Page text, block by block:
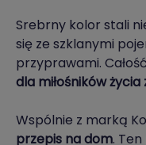
Srebrny kolor stali
się ze szklanymi
przyprawami.
dla miłośników
Wspólnie z marką
przepis na dom.